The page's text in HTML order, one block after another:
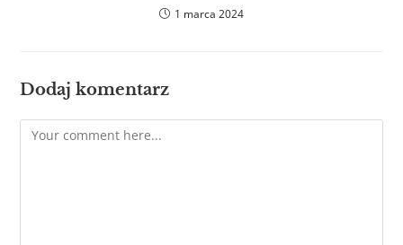
1 marca 2024
Dodaj komentarz